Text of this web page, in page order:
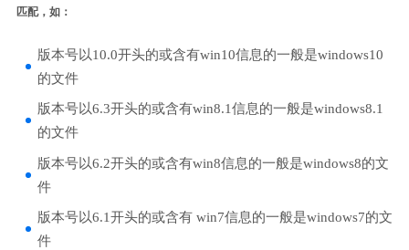
匹配，如：
版本号以10.0开头的或含有win10信息的一般是windows10
的文件
版本号以6.3开头的或含有win8.1信息的一般是windows8.1
的文件
版本号以6.2开头的或含有win8信息的一般是windows8的文
件
版本号以6.1开头的或含有 win7信息的一般是windows7的文
件